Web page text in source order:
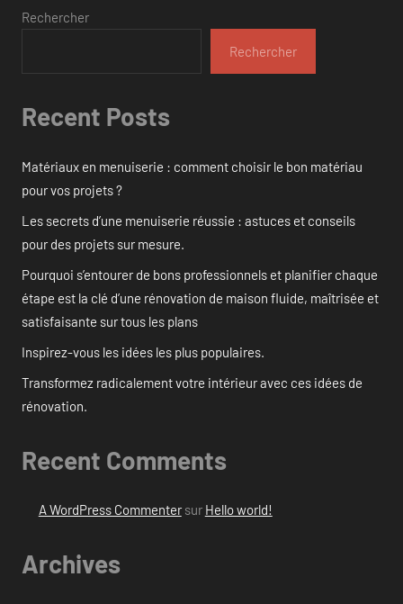
Rechercher
Rechercher
Recent Posts
Matériaux en menuiserie : comment choisir le bon matériau
pour vos projets ?
Les secrets d’une menuiserie réussie : astuces et conseils
pour des projets sur mesure.
Pourquoi s’entourer de bons professionnels et planifier chaque
étape est la clé d’une rénovation de maison fluide, maîtrisée et
satisfaisante sur tous les plans
Inspirez-vous les idées les plus populaires.
Transformez radicalement votre intérieur avec ces idées de
rénovation.
Recent Comments
A WordPress Commentersur Hello world!
Archives